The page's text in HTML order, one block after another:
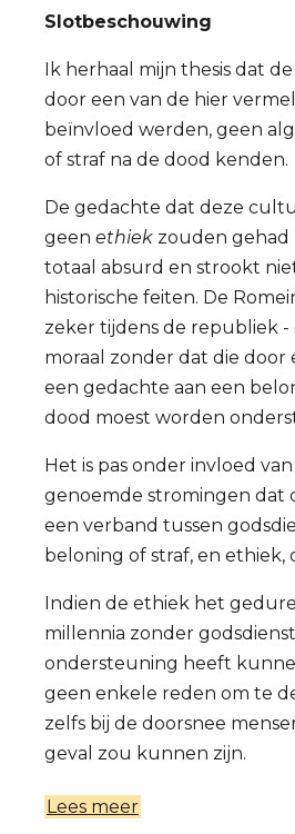
Slotbeschouwing
Ik herhaal mijn thesis dat
door een van de hier
beïnvloed werden, geen
of straf na de dood kenden.
De gedachte dat deze
geen ethiek zouden gehad
totaal absurd en strookt
historische feiten. De
zeker tijdens de republiek -
moraal zonder dat die door
een gedachte aan een
dood moest worden
Het is pas onder invloed
genoemde stromingen dat
een verband tussen
beloning of straf, en ethiek,
Indien de ethiek het
millennia zonder
ondersteuning heeft
geen enkele reden om te
zelfs bij de doorsnee
geval zou kunnen zijn.
Lees meer